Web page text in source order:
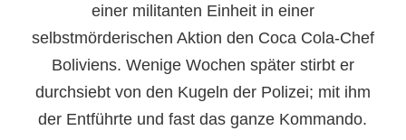
einer militanten Einheit in einer
selbstmörderischen Aktion den Coca Cola-Chef
Boliviens. Wenige Wochen später stirbt er
durchsiebt von den Kugeln der Polizei; mit ihm
der Entführte und fast das ganze Kommando.